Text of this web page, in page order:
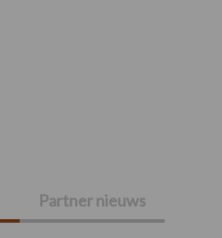
Partner nieuws